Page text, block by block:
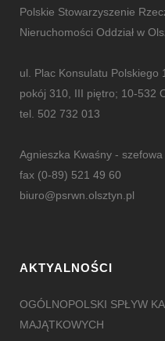
Polskie Stowarzyszenie
Nieruchomości Oddział w
ul. Plac Konsulatu Polskiego
pokój 310, III piętro; 10-532
tel. 502 732 013
Agnieszka Kwaśny -
fax (0-89) 521 49 60
biuro@psrwn.olsztyn.pl
AKTYALNOŚCI
OGÓLNOPOLSKI SPŁYW
MAJĄTKOWYCH